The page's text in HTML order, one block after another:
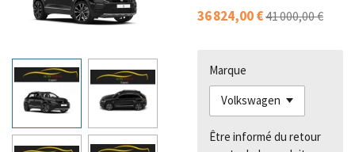
36 824,00 €41 000,00 €
Marque
Être informé du retour